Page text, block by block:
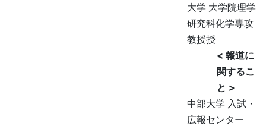
大学 大学院理学
研究科化学専攻
教授授
< 報道に
関するこ
と >
中部大学 入試・
広報センター